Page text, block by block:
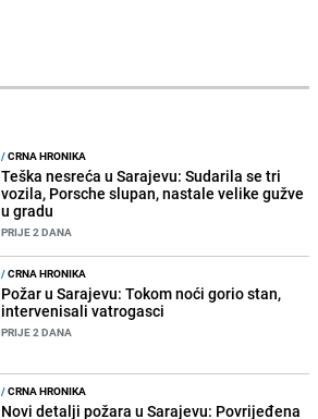
/CRNA HRONIKA
Teška nesreća u Sarajevu: Sudarila se tri
vozila, Porsche slupan, nastale velike gužve
u gradu
PRIJE 2 DANA
/CRNA HRONIKA
Požar u Sarajevu: Tokom noći gorio stan,
intervenisali vatrogasci
PRIJE 2 DANA
/CRNA HRONIKA
Novi detalji požara u Sarajevu: Povrijeđena